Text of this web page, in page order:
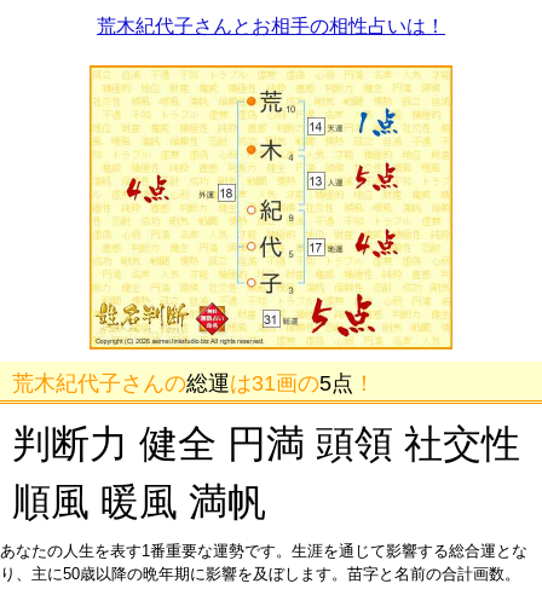
荒木紀代子さんとお相手の相性占いは！
荒木紀代子さんの総運は31画の5点 ！
判断力 健全 円満 頭領 社交性
順風 暖風 満帆
あなたの人生を表す1番重要な運勢です。生涯を通じて影響する総合運とな
り、主に50歳以降の晩年期に影響を及ぼします。苗字と名前の合計画数。